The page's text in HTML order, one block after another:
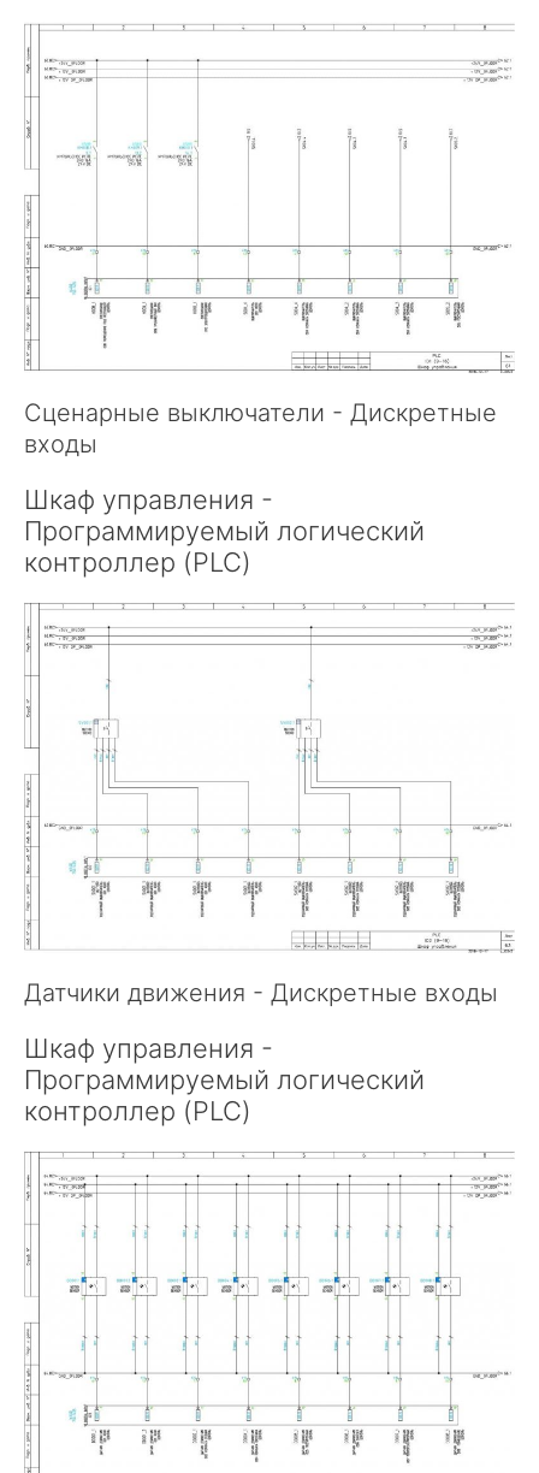
Сценарные выключатели - Дискретные
входы
Шкаф управления -
Программируемый логический
контроллер (PLC)
Датчики движения - Дискретные входы
Шкаф управления -
Программируемый логический
контроллер (PLC)